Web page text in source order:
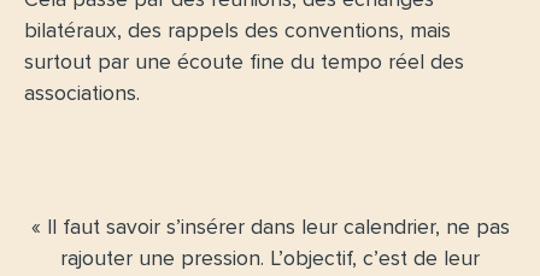
bilatéraux, des rappels des conventions, mais
surtout par une écoute fine du tempo réel des
associations.
« Il faut savoir s’insérer dans leur calendrier, ne pas
rajouter une pression. L’objectif, c’est de leur